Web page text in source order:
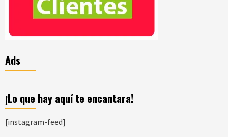
Ads
¡Lo que hay aquí te encantara!
[instagram-feed]